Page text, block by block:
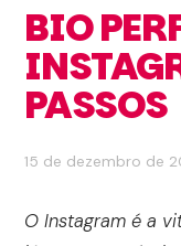
BIO
PASSOS
15 de dezembro de
O Instagram é a